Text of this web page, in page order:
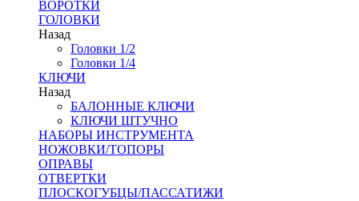
ВОРОТКИ
ГОЛОВКИ
Назад
Головки 1/2
Головки 1/4
КЛЮЧИ
Назад
БАЛОННЫЕ КЛЮЧИ
КЛЮЧИ ШТУЧНО
НАБОРЫ ИНСТРУМЕНТА
НОЖОВКИ/ТОПОРЫ
ОПРАВЫ
ОТВЕРТКИ
ПЛОСКОГУБЦЫ/ПАССАТИЖИ